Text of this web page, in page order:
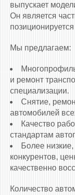
выпускает
Он является
Мы предлагаем:
и ремонт
специализации.
Снятие,
автомобилей
Качество
стандартам
Более
конкурентов,
качественно
Количество